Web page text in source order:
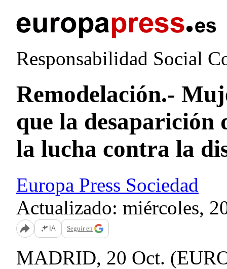
Responsabilidad Social
Remodelación.-
que la
la lucha contra la
Europa Press Sociedad
Actualizado: miércoles,
Abrir opciones para compartir
IA Seguir en
MADRID, 20 Oct.